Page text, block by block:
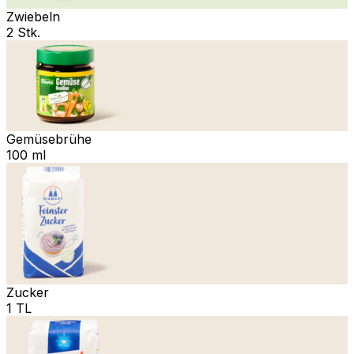
Zwiebeln
2 Stk.
Gemüsebrühe
100 ml
Zucker
1 TL